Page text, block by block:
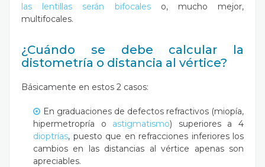
las lentillas serán bifocaleso, mucho mejor,
multifocales.
¿Cuándo se debe calcular la
distometría o distancia al vértice?
Básicamente en estos 2 casos:
En graduaciones de defectos refractivos (miopía,
hipermetropría o astigmatismo) superiores a 4
dioptrías, puesto que en refracciones inferiores los
cambios en las distancias al vértice apenas son
apreciables.